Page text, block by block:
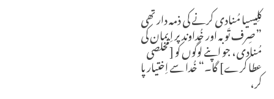
کلِیسیا مُنادی کرنے کی ذمہ دار تھی
”صِرف تَوبہ اور خُداوند پر اِیمان کی
مُنادی، جو اپنے لوگوں کو [مُخلصی
عطا کرے] گا۔“خُدا سے اِختیار پا
کر،